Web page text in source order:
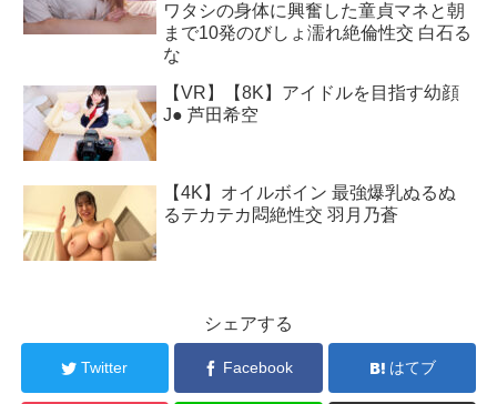
ワタシの身体に興奮した童貞マネと朝
まで10発のびしょ濡れ絶倫性交 白石る
な
【VR】【8K】アイドルを目指す幼顔
J● 芦田希空
【4K】オイルボイン 最強爆乳ぬるぬ
るテカテカ悶絶性交 羽月乃蒼
シェアする
Twitter Facebook はてブ